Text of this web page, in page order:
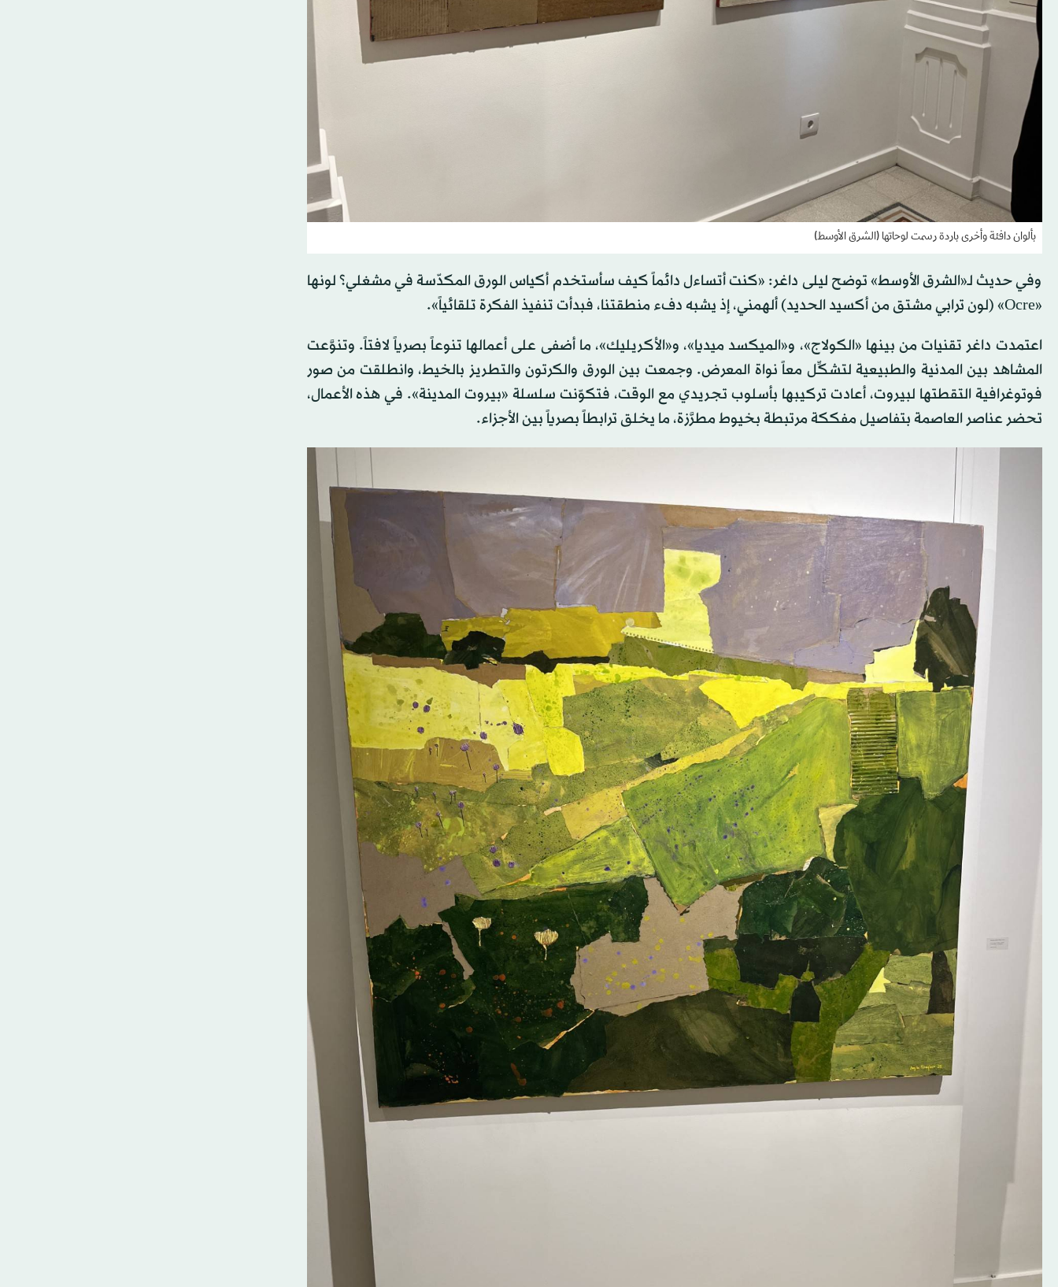
بألوان دافئة وأخرى باردة رسمت لوحاتها (الشرق الأوسط)
وفي حديث لـ«الشرق الأوسط» توضح ليلى داغر: «كنت أتساءل دائماً كيف سأستخدم أكياس الورق المكدّسة في مشغلي؟ لونها
«Ocre» (لون ترابي مشتق من أكسيد الحديد) ألهمني، إذ يشبه دفء منطقتنا، فبدأت تنفيذ الفكرة تلقائياً».
اعتمدت داغر تقنيات من بينها «الكولاج»، و«الميكسد ميديا»، و«الأكريليك»، ما أضفى على أعمالها تنوعاً بصرياً لافتاً. وتنوَّعت
المشاهد بين المدنية والطبيعية لتشكِّل معاً نواة المعرض. وجمعت بين الورق والكرتون والتطريز بالخيط، وانطلقت من صور
فوتوغرافية التقطتها لبيروت، أعادت تركيبها بأسلوب تجريدي مع الوقت، فتكوّنت سلسلة «بيروت المدينة». في هذه الأعمال،
تحضر عناصر العاصمة بتفاصيل مفككة مرتبطة بخيوط مطرَّزة، ما يخلق ترابطاً بصرياً بين الأجزاء.